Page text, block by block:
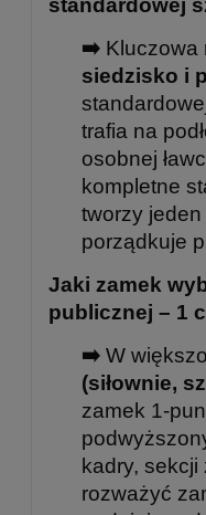
standardowej
➡️ Kluczowa
siedzisko i
trafia na
osobnej
kompletne
tworzy jeden
porządkuje
Jaki zamek
publicznej – 1
➡️ W
(siłownie,
zamek 1-
kadry,
rozważyć